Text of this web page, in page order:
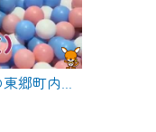
【東郷】GW直前！松尾の東郷町内おすすめプラン